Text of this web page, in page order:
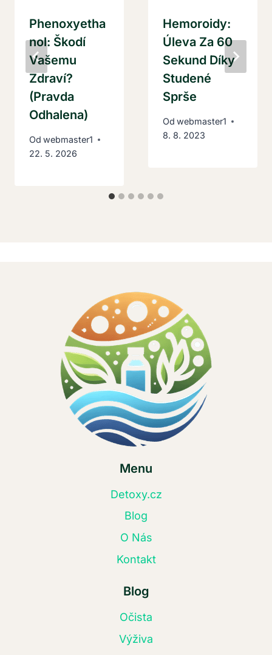
Phenoxyetha
Nol: Škodí
Vašemu
Zdraví?
(Pravda
Odhalena)
Od webmaster1
22. 5. 2026
Hemoroidy:
Úleva Za 60
Sekund Díky
Studené
Sprše
Od webmaster1
8. 8. 2023
Menu
Detoxy.cz
Blog
O Nás
Kontakt
Blog
Očista
Výživa